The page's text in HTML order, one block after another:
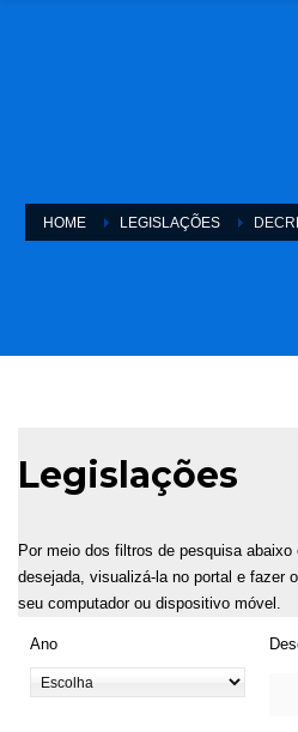
HOME LEGISLAÇÕES
Legislações
Por meio dos filtros de pesquisa
desejada, visualizá-la no portal e fazer
seu computador ou dispositivo móvel.
Ano